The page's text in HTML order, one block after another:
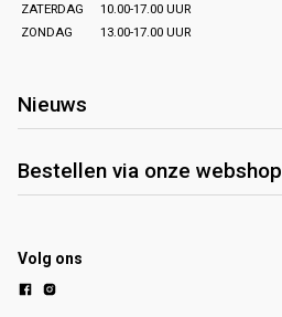
ZATERDAG
10.00-17.00 UUR
ZONDAG
13.00-17.00 UUR
Nieuws
Bestellen via onze webshop
Volg ons